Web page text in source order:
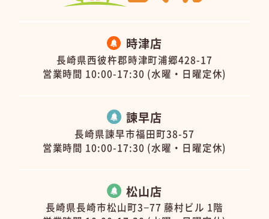
時津店
長崎県西彼杵郡時津町浦郷428-17
営業時間 10:00-17:30 (水曜・日曜定休)
諫早店
長崎県諫早市福田町38-57
営業時間 10:00-17:30 (水曜・日曜定休)
松山店
長崎県長崎市松山町3−77 藤村ビル 1階